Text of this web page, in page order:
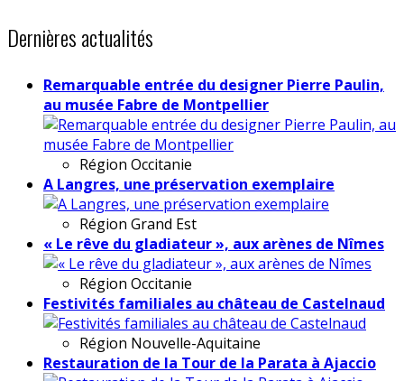
Dernières actualités
Remarquable entrée du designer Pierre Paulin,
au musée Fabre de Montpellier
Région Occitanie
A Langres, une préservation exemplaire
Région Grand Est
« Le rêve du gladiateur », aux arènes de Nîmes
Région Occitanie
Festivités familiales au château de Castelnaud
Région Nouvelle-Aquitaine
Restauration de la Tour de la Parata à Ajaccio